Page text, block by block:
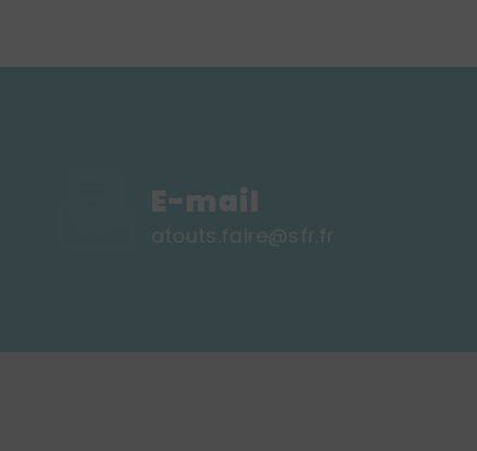
E-mail
atouts.faire@sfr.fr